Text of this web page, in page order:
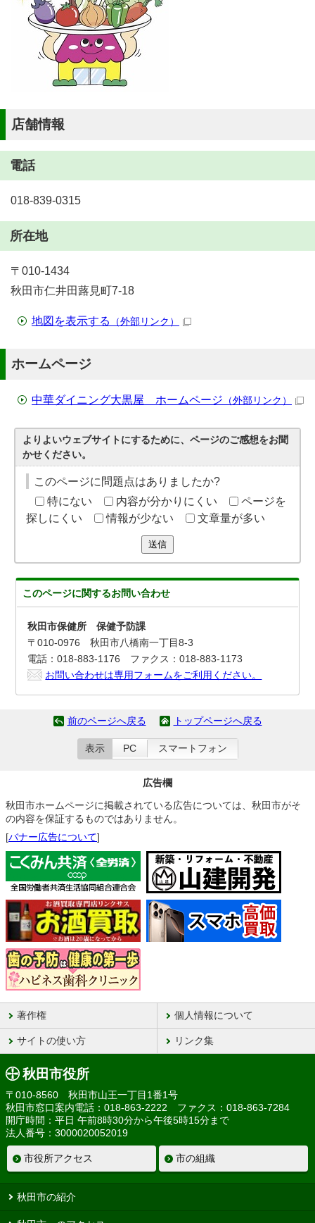
店舗情報
電話
018-839-0315
所在地
〒010-1434
秋田市仁井田蕗見町7-18
地図を表示する （外部リンク）
ホームページ
中華ダイニング大黒屋 ホームページ （外部リンク）
よりよいウェブサイトにするために、ページのご感想をお聞
かせください。
このページに問題点はありましたか?
特にない
内容が分かりにくい
ページを
探しにくい
情報が少ない 文章量が多い
送信
このページに関するお問い合わせ
秋田市保健所 保健予防課
〒010-0976 秋田市八橋南一丁目8-3
電話：018-883-1176 ファクス：018-883-1173
お問い合わせは専用フォームをご利用ください。
前のページへ戻る トップページへ戻る
表示 PC スマートフォン
広告欄
秋田市ホームページに掲載されている広告については、秋田市がそ
の内容を保証するものではありません。
[バナー広告について]
著作権 個人情報について
サイトの使い方 リンク集
秋田市役所
〒010-8560 秋田市山王一丁目1番1号
秋田市窓口案内電話：018-863-2222 ファクス：018-863-7284
開庁時間：平日 午前8時30分から午後5時15分まで
法人番号：3000020052019
市役所アクセス 市の組織
秋田市の紹介